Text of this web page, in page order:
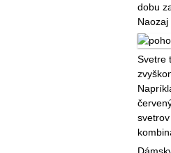
dobu
Svetre